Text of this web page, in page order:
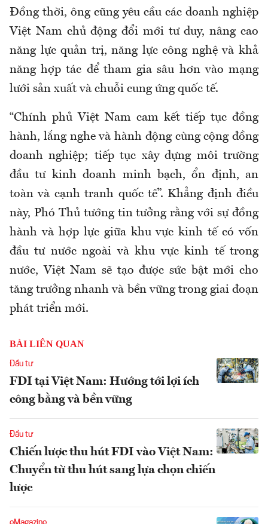
Đồng thời, ông cũng yêu cầu các doanh nghiệp
Việt Nam chủ động đổi mới tư duy, nâng cao
năng lực quản trị, năng lực công nghệ và khả
năng hợp tác để tham gia sâu hơn vào mạng
lưới sản xuất và chuỗi cung ứng quốc tế.
“Chính phủ Việt Nam cam kết tiếp tục đồng
hành, lắng nghe và hành động cùng cộng đồng
doanh nghiệp; tiếp tục xây dựng môi trường
đầu tư kinh doanh minh bạch, ổn định, an
toàn và cạnh tranh quốc tế”. Khẳng định điều
này, Phó Thủ tướng tin tưởng rằng với sự đồng
hành và hợp lực giữa khu vực kinh tế có vốn
đầu tư nước ngoài và khu vực kinh tế trong
nước, Việt Nam sẽ tạo được sức bật mới cho
tăng trưởng nhanh và bền vững trong giai đoạn
phát triển mới.
BÀI LIÊN QUAN
Đầu tư
FDI tại Việt Nam: Hướng tới lợi ích
công bằng và bền vững
Đầu tư
Chiến lược thu hút FDI vào Việt Nam:
Chuyển từ thu hút sang lựa chọn chiến
lược